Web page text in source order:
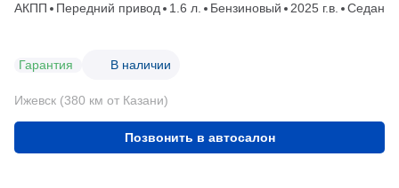
АКПП Передний привод 1.6 л. Бензиновый 2025 г.в. Седан
Гарантия В наличии
Ижевск (380 км от Казани)
Позвонить в автосалон